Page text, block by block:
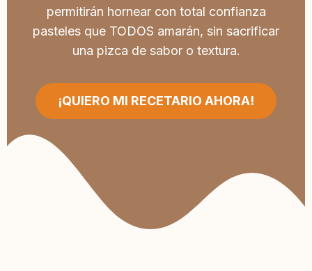
permitirán hornear con total confianza
pasteles que TODOS amarán, sin sacrificar
una pizca de sabor o textura.
¡QUIERO MI RECETARIO AHORA!